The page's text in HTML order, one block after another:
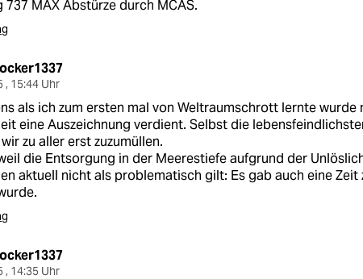
737 MAX Abstürze durch MCAS.
, 15:44 Uhr
als ich zum ersten mal von Weltraumschrott lernte wurde
eine Auszeichnung verdient. Selbst die
zu aller erst zuzumüllen.
die Entsorgung in der Meerestiefe aufgrund der
aktuell nicht als problematisch gilt: Es gab auch eine Zeit
, 14:35 Uhr